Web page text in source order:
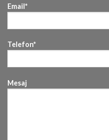
Email*
Telefon*
Mesaj